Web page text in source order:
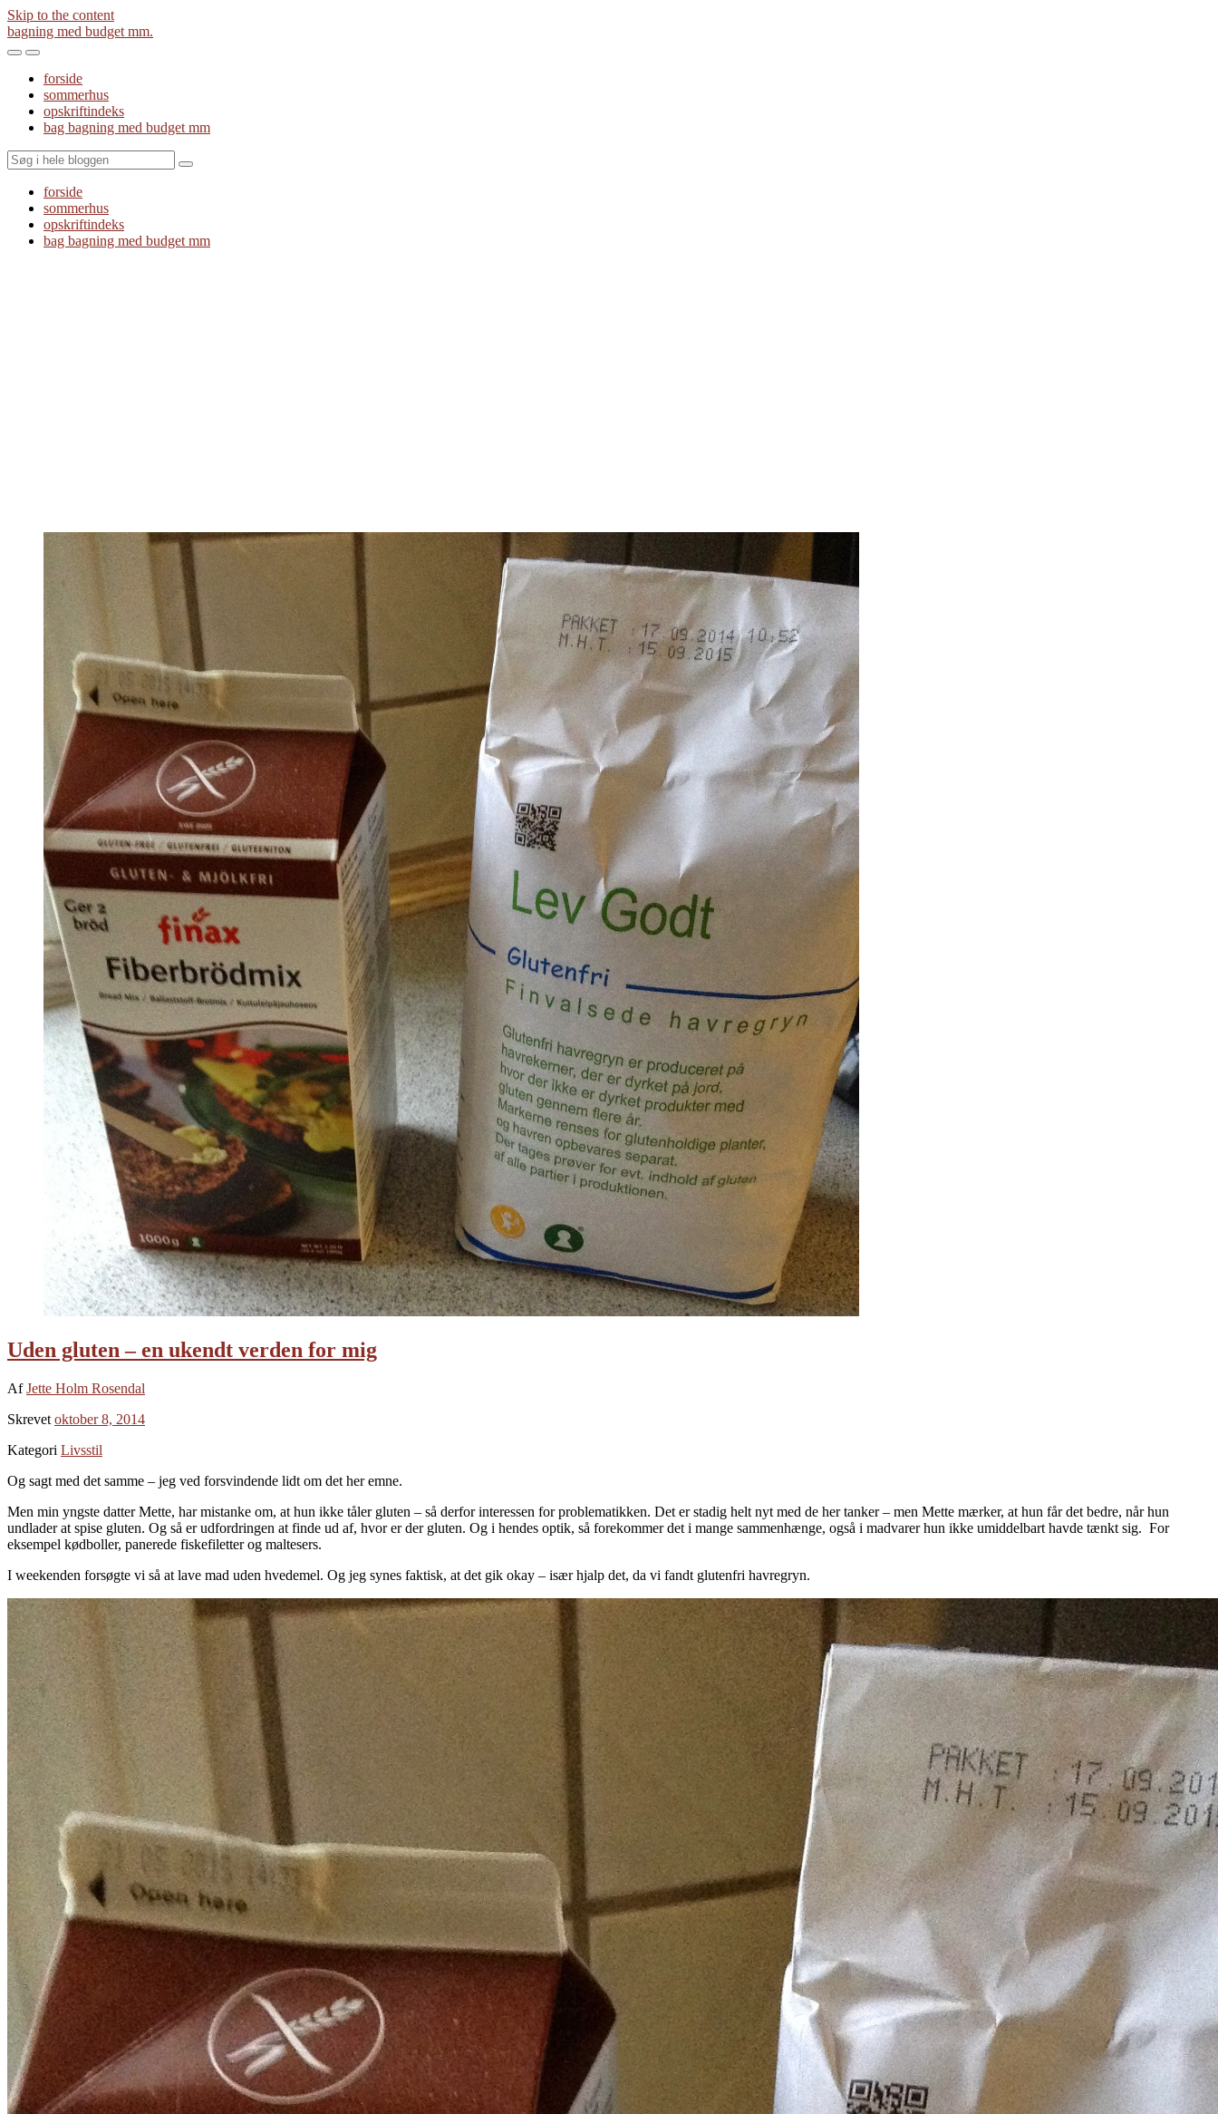
Skip to the content
bagning med budget mm.
Toggle
mobile
menu
Toggle
the
search
field
forside
sommerhus
opskriftindeks
bag bagning med budget mm
Search
forside
sommerhus
opskriftindeks
bag bagning med budget mm
Uden gluten – en ukendt verden for mig
AfJette Holm Rosendal
Skrevet oktober 8, 2014
Kategori Livsstil
Og sagt med det samme – jeg ved forsvindende lidt om det her emne.
Men min yngste datter Mette, har mistanke om, at hun ikke tåler gluten – så derfor interessen for problematikken. Det er stadig helt nyt med de her tanker – men Mette mærker, at hun får det bedre, når hun
undlader at spise gluten. Og så er udfordringen at finde ud af, hvor er der gluten. Og i hendes optik, så forekommer det i mange sammenhænge, også i madvarer hun ikke umiddelbart havde tænkt sig. For
eksempel kødboller, panerede fiskefiletter og maltesers.
I weekenden forsøgte vi så at lave mad uden hvedemel. Og jeg synes faktisk, at det gik okay – især hjalp det, da vi fandt glutenfri havregryn.